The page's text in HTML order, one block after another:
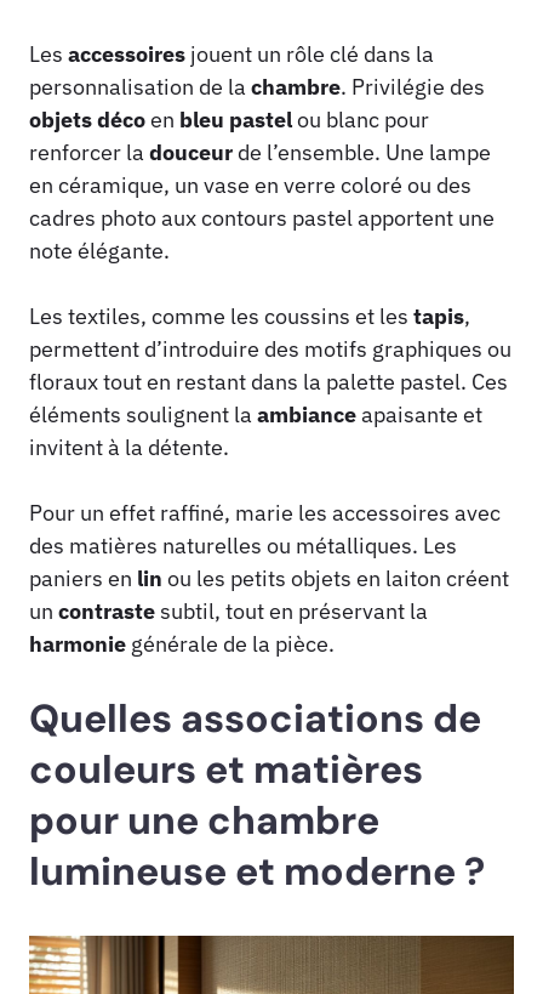
Les accessoires jouent un rôle clé dans la
personnalisation de la chambre. Privilégie des
objets décoen bleu pastelou blanc pour
renforcer la douceur de l’ensemble. Une lampe
en céramique, un vase en verre coloré ou des
cadres photo aux contours pastel apportent une
note élégante.
Les textiles, comme les coussins et les tapis,
permettent d’introduire des motifs graphiques ou
floraux tout en restant dans la palette pastel. Ces
éléments soulignent la ambianceapaisante et
invitent à la détente.
Pour un effet raffiné, marie les accessoires avec
des matières naturelles ou métalliques. Les
paniers en lin ou les petits objets en laiton créent
un contrastesubtil, tout en préservant la
harmonie générale de la pièce.
Quelles associations de
couleurs et matières
pour une chambre
lumineuse et moderne ?